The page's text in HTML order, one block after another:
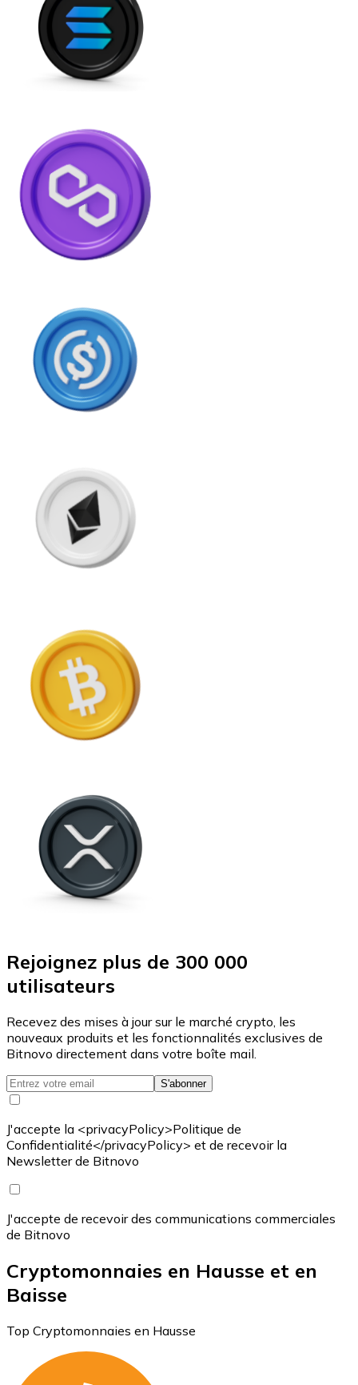
Rejoignez plus de 300 000
utilisateurs
Recevez des mises à jour sur le marché crypto, les
nouveaux produits et les fonctionnalités exclusives de
Bitnovo directement dans votre boîte mail.
S'abonner
J'accepte la <privacyPolicy>Politique de
Confidentialité</privacyPolicy> et de recevoir la
Newsletter de Bitnovo
J'accepte de recevoir des communications commerciales
de Bitnovo
Cryptomonnaies en Hausse et en
Baisse
Top Cryptomonnaies en Hausse